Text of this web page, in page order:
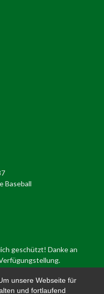
unsere Webseite für
und fortlaufend
Baseball
geschützt! Danke an